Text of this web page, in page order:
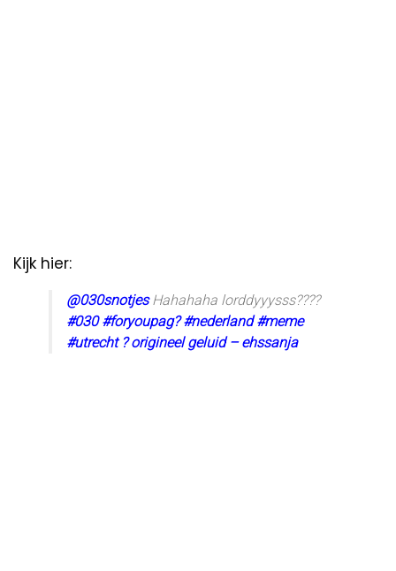
Kijk hier:
@030snotjesHahahaha lorddyyysss????
#030 #foryoupag? #nederland #meme
#utrecht ? origineel geluid – ehssanja